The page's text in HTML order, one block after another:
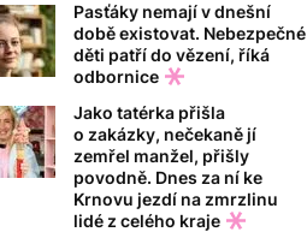
Pasťáky nemají v dnešní
době existovat. Nebezpečné
děti patří do vězení, říká
odbornice
Jako tatérka přišla
o zakázky, nečekaně jí
zemřel manžel, přišly
povodně. Dnes za ní ke
Krnovu jezdí na zmrzlinu
lidé z celého kraje